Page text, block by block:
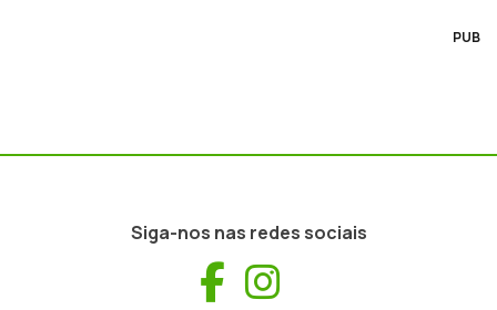
PUB
Siga-nos nas redes sociais
Facebook